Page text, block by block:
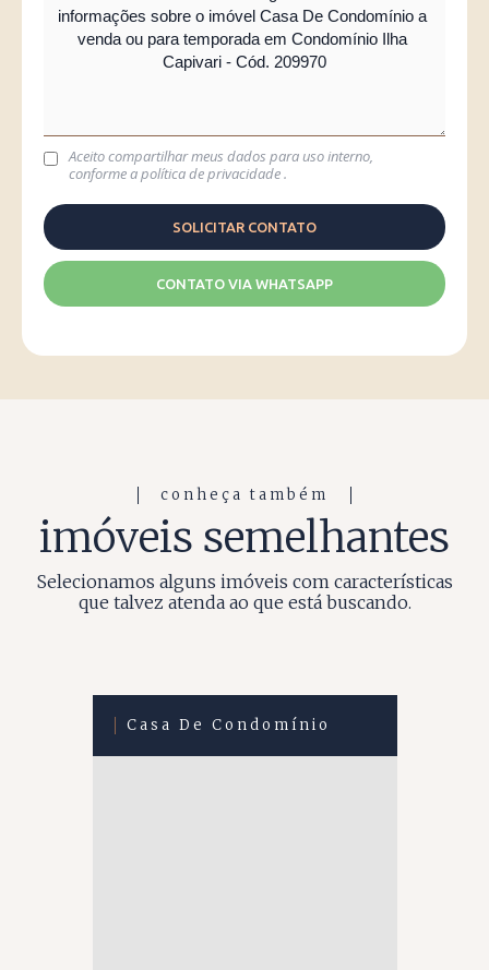
Aceito compartilhar meus dados para uso interno,
conforme apolítica de privacidade.
CONTATO VIA WHATSAPP
conheça também
imóveis semelhantes
Selecionamos alguns imóveis com características
que talvez atenda ao que está buscando.
Casa De Condomínio